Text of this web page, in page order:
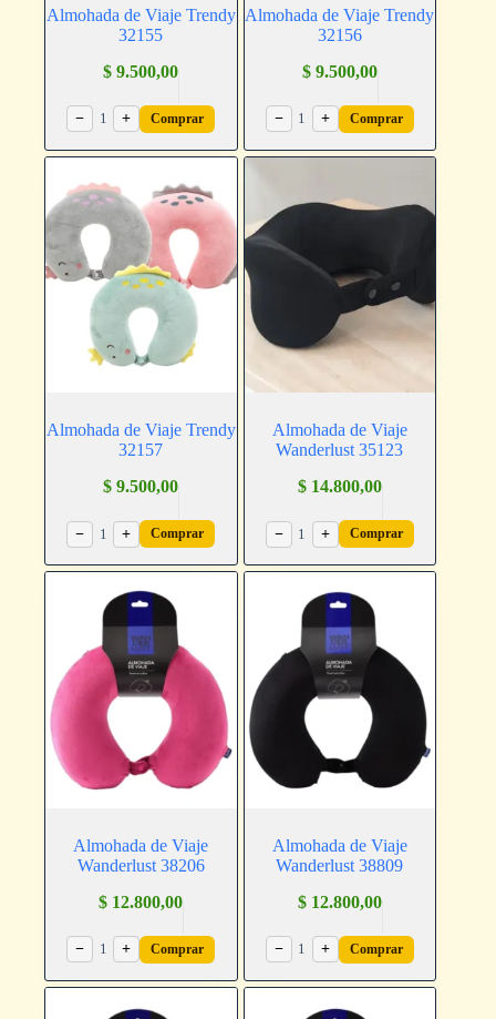
Almohada de Viaje Trendy
32155
$ 9.500,00
− 1 + Comprar
Almohada de Viaje Trendy
32156
$9.500,00
− 1 + Comprar
Almohada de Viaje Trendy
32157
$ 9.500,00
− 1 + Comprar
Almohada de Viaje
Wanderlust 35123
$14.800,00
− 1 + Comprar
Almohada de Viaje
Wanderlust 38206
$ 12.800,00
− 1 + Comprar
Almohada de Viaje
Wanderlust 38809
$12.800,00
− 1 + Comprar